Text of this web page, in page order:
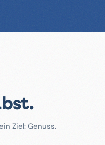
Ziel: Genuss.